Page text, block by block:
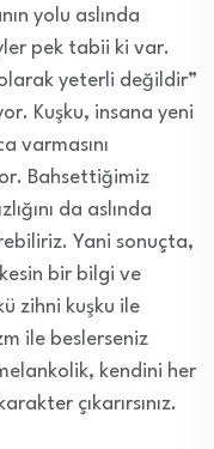
yolu aslında
pek tabii ki var.
yeterli değildir”
Kuşku, insana yeni
varmasını
Bahsettiğimiz
da aslında
Yani sonuçta,
bir bilgi ve
zihni kuşku ile
ile beslerseniz
kendini her
çıkarırsınız.